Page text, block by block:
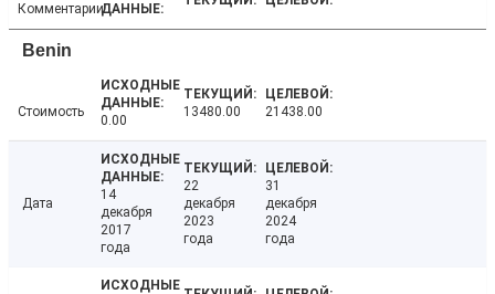
Комментарии
Benin
Стоимость
0.00
13480.00 21438.00
Дата
14
декабря
2017
года
22
декабря
2023
года
31
декабря
2024
года